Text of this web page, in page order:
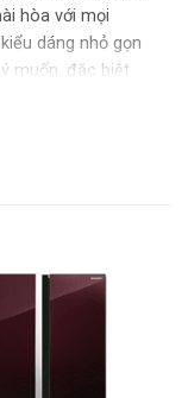
hòa với mọi
dáng nhỏ gọn
muốn, đặc biệt
sử dụng.